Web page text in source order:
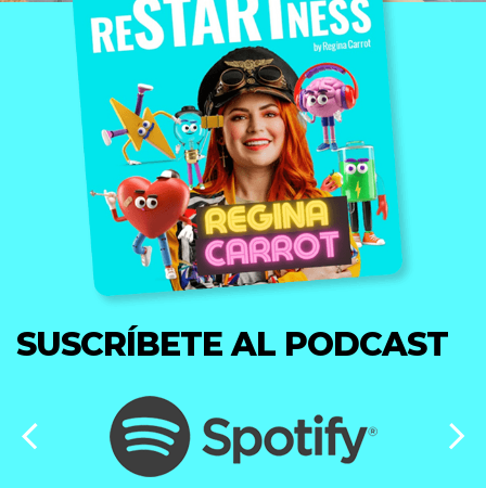
SUSCRÍBETE AL PODCAST